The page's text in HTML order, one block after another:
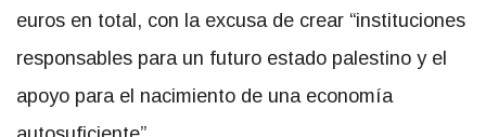
euros en total, con la excusa de crear “instituciones
responsables para un futuro estado palestino y el
apoyo para el nacimiento de una economía